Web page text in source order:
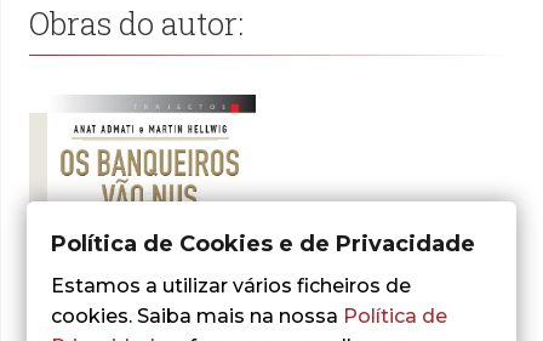
Obras do autor:
Política de Cookies e de Privacidade
Estamos a utilizar vários ficheiros de
cookies. Saiba mais na nossa Política de